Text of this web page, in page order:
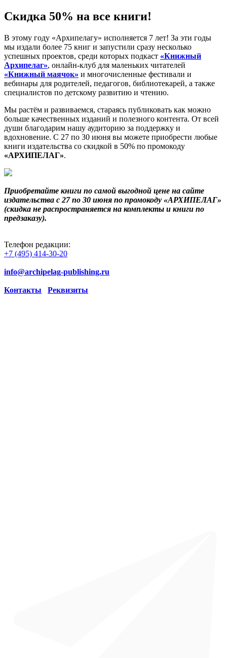
Скидка 50% на все книги!
В этому году «Архипелагу» исполняется 7 лет! За эти годы
мы издали более 75 книг и запустили сразу несколько
успешных проектов, среди которых подкаст «Книжный
Архипелаг», онлайн-клуб для маленьких читателей
«Книжный маячок» и многочисленные фестивали и
вебинары для родителей, педагогов, библиотекарей, а также
специалистов по детскому развитию и чтению.
Мы растём и развиваемся, стараясь публиковать как можно
больше качественных изданий и полезного контента. От всей
души благодарим нашу аудиторию за поддержку и
вдохновение. С 27 по 30 июня вы можете приобрести любые
книги издательства со скидкой в 50% по промокоду
«АРХИПЕЛАГ».
Приобретайте книги по самой выгодной цене на сайте
издательства с 27 по 30 июня по промокоду «АРХИПЕЛАГ»
(скидка не распространяется на комплекты и книги по
предзаказу).
Телефон редакции:
+7 (495) 414-30-20
info@archipelag-publishing.ru
Контакты Реквизиты